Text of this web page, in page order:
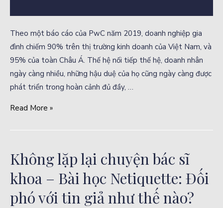
Theo một báo cáo của PwC năm 2019, doanh nghiệp gia
đình chiếm 90% trên thị trường kinh doanh của Việt Nam, và
95% của toàn Châu Á. Thế hệ nối tiếp thế hệ, doanh nhân
ngày càng nhiều, những hậu duệ của họ cũng ngày càng được
phát triển trong hoàn cảnh đủ đầy, …
Read More »
Không lặp lại chuyện bác sĩ
khoa – Bài học Netiquette: Đối
phó với tin giả như thế nào?